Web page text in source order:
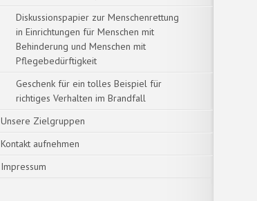
Diskussionspapier zur Menschenrettung
in Einrichtungen für Menschen mit
Behinderung und Menschen mit
Pflegebedürftigkeit
Geschenk für ein tolles Beispiel für
richtiges Verhalten im Brandfall
Unsere Zielgruppen
Kontakt aufnehmen
Impressum